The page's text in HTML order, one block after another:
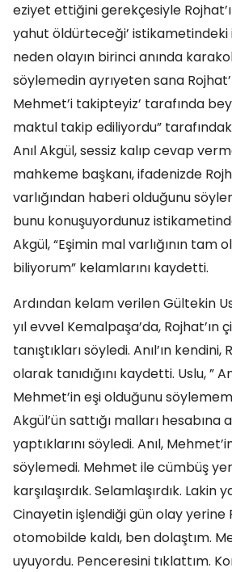
eziyet ettiğini gerekçesiyle
yahut öldürteceği’ istikametindeki
neden olayın birinci anında
söylemedin ayrıyeten sana
Mehmet’i takipteyiz’ tarafında
maktul takip ediliyordu”
Anıl Akgül, sessiz kalıp cevap
mahkeme başkanı, ifadenizde
varlığından haberi olduğunu
bunu konuşuyordunuz
Akgül, “Eşimin mal varlığının tam
biliyorum” kelamlarını kaydetti.
Ardından kelam verilen Gültekin
yıl evvel Kemalpaşa’da, Rojhat’ın
tanıştıkları söyledi. Anıl’ın kendini,
olarak tanıdığını kaydetti. Uslu, ”
Mehmet’in eşi olduğunu
Akgül’ün sattığı malları hesabına
yaptıklarını söyledi. Anıl,
söylemedi. Mehmet ile cümbüş
karşılaşırdık. Selamlaşırdık. Lakin
Cinayetin işlendiği gün olay yerine
otomobilde kaldı, ben dolaştım.
uyuyordu. Penceresini tıklattım.